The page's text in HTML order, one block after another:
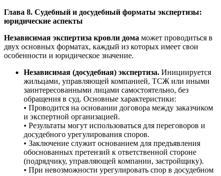
Глава 8. Судебный и досудебный форматы экспертизы:
юридические аспекты
Независимая экспертиза кровли дома может проводиться в
двух основных форматах, каждый из которых имеет свои
особенности и юридическое значение.
Независимая (досудебная) экспертиза. Инициируется
жильцами, управляющей компанией, ТСЖ или иными
заинтересованными лицами самостоятельно, без
обращения в суд. Основные характеристики:
• Проводится на основании договора между заказчиком
и экспертной организацией.
• Результаты могут использоваться для переговоров и
досудебного урегулирования споров.
• Заключение служит основанием для предъявления
обоснованных претензий к ответственной стороне
(подрядчику, управляющей компании, застройщику).
• При невозможности урегулировать спор в досудебном